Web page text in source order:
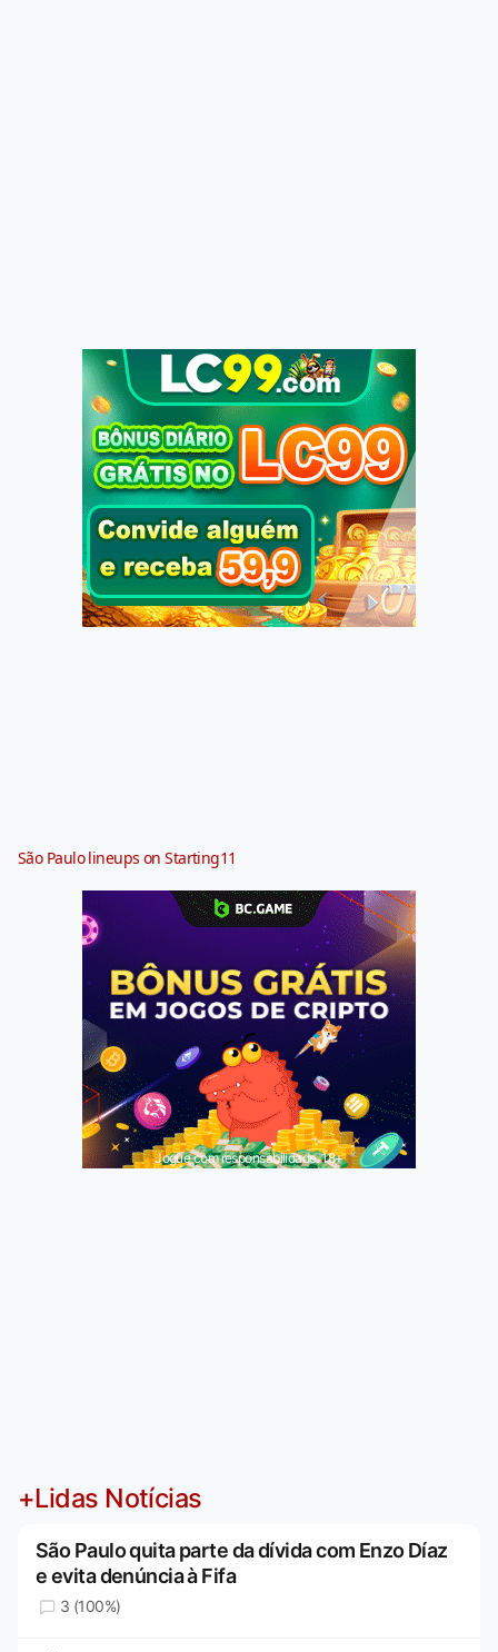
São Paulo lineups on Starting11
Jogue com responsabilidade. 18+
+Lidas Notícias
São Paulo quita parte da dívida com Enzo Díaz
e evita denúncia à Fifa
3 (100%)